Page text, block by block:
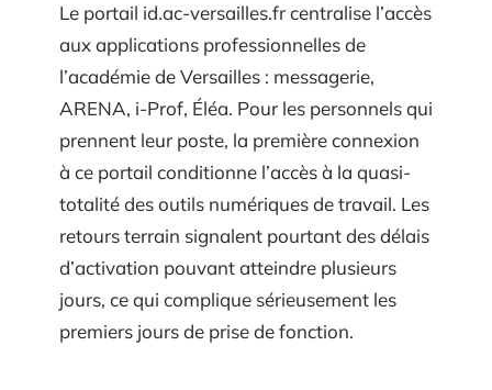
Le portail id.ac-versailles.fr centralise l’accès
aux applications professionnelles de
l’académie de Versailles : messagerie,
ARENA, i-Prof, Éléa. Pour les personnels qui
prennent leur poste, la première connexion
à ce portail conditionne l’accès à la quasi-
totalité des outils numériques de travail. Les
retours terrain signalent pourtant des délais
d’activation pouvant atteindre plusieurs
jours, ce qui complique sérieusement les
premiers jours de prise de fonction.